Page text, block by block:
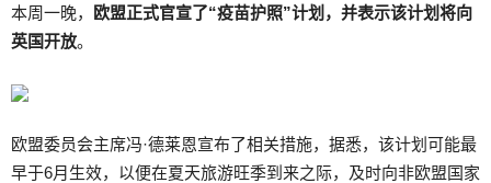
本周一晚，
欧盟正式官宣了“疫苗护照”计划，并表示该计划将向
英国开放。
欧盟委员会主席冯·德莱恩宣布了相关措施，据悉，该计划可能最
早于6月生效，以便在夏天旅游旺季到来之际，及时向非欧盟国家